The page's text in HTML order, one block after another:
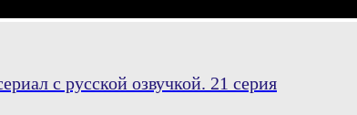
с русской озвучкой. 21 серия